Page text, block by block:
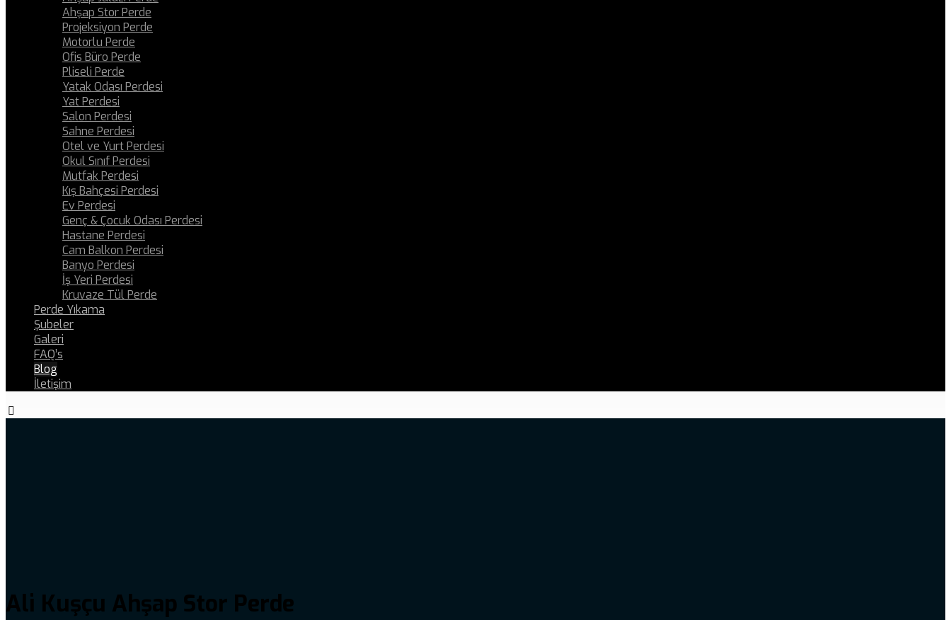
Ahşap Stor Perde
Projeksiyon Perde
Motorlu Perde
Ofis Büro Perde
Pliseli Perde
Yatak Odası Perdesi
Yat Perdesi
Salon Perdesi
Sahne Perdesi
Otel ve Yurt Perdesi
Okul Sınıf Perdesi
Mutfak Perdesi
Kış Bahçesi Perdesi
Ev Perdesi
Genç & Çocuk Odası Perdesi
Hastane Perdesi
Cam Balkon Perdesi
Banyo Perdesi
İş Yeri Perdesi
Kruvaze Tül Perde
Perde Yıkama
Şubeler
Galeri
FAQ’s
Blog
İletişim
Ali Kuşçu Ahşap Stor Perde